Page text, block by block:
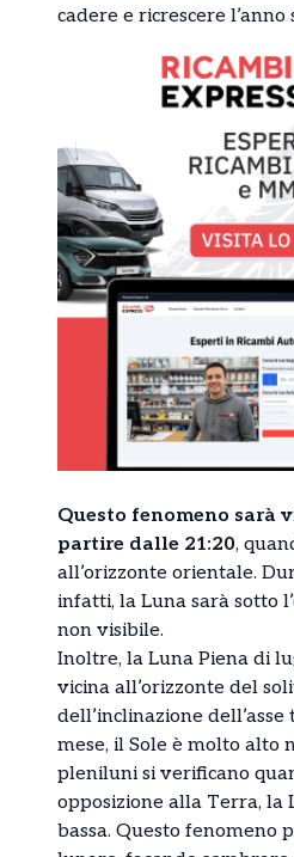
cadere e ricrescere l’anno
Questo fenomeno sarà
partire dalle 21:20,
all’orizzonte orientale.
infatti, la Luna sarà sotto
non visibile.
Inoltre, la Luna Piena di
vicina all’orizzonte del
dell’inclinazione
mese, il Sole è molto alto
pleniluni si verificano
opposizione alla Terra, la
bassa. Questo fenomeno